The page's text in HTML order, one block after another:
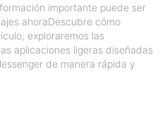
importante puede ser
ahoraDescubre cómo
exploraremos las
aplicaciones ligeras diseñadas
de manera rápida y